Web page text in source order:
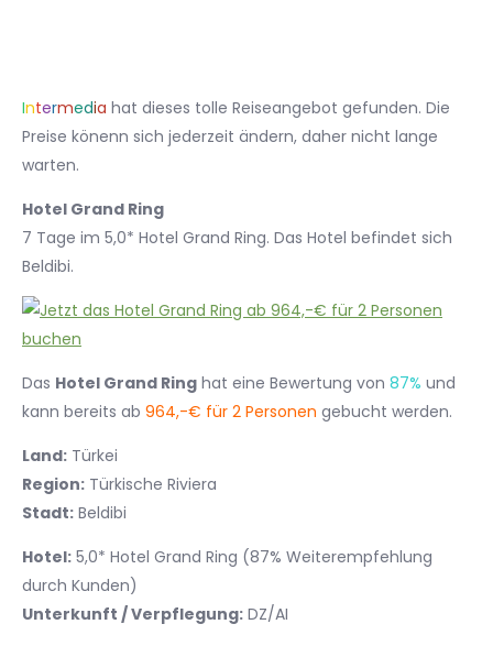
Intermedia hat dieses tolle Reiseangebot gefunden. Die
Preise könenn sich jederzeit ändern, daher nicht lange
warten.
Hotel Grand Ring
7 Tage im 5,0* Hotel Grand Ring. Das Hotel befindet sich
Beldibi.
Das Hotel Grand Ring hat eine Bewertung von 87% und
kann bereits ab 964,-€ für 2 Personen gebucht werden.
Land: Türkei
Region: Türkische Riviera
Stadt: Beldibi
Hotel: 5,0* Hotel Grand Ring (87% Weiterempfehlung
durch Kunden)
Unterkunft / Verpflegung: DZ/AI